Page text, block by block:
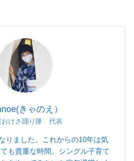
きゃのえ）
おけさ踊り隊 代表
りました。これからの10年は気
も貴重な時間。シングル子育て